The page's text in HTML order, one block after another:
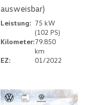
ausweisbar)
Leistung: 75 kW
(102 PS)
Kilometer:79.850
km
EZ:
01/2022